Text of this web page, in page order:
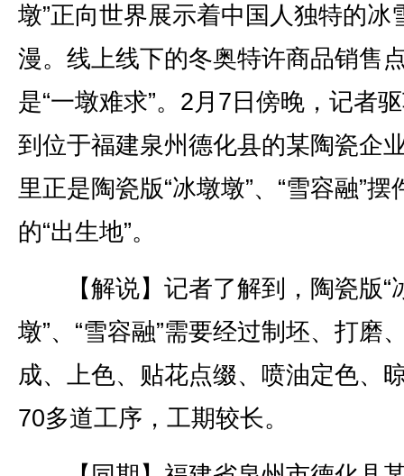
墩”正向世界展示着中国人独特的冰
漫。线上线下的冬奥特许商品销售
是“一墩难求”。2月7日傍晚，记者
到位于福建泉州德化县的某陶瓷企
里正是陶瓷版“冰墩墩”、“雪容融”摆
的“出生地”。
【解说】记者了解到，陶瓷版“
墩”、“雪容融”需要经过制坯、打磨
成、上色、贴花点缀、喷油定色、
70多道工序，工期较长。